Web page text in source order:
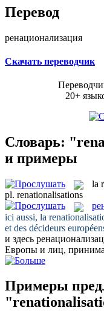
Перевод
ренационализация
Скачать переводчик
20+
Словарь:
и примеры
la
pl. renationalisations
ici aussi, la
et des décideurs
и здесь
Европы и лиц,
Примеры